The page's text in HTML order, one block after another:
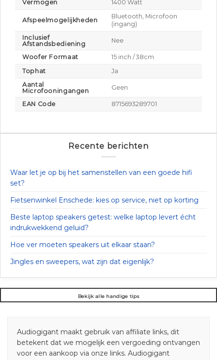
Vermogen
1400 Watt
Afspeelmogelijkheden
Bluetooth, Microfoon
(ingang)
Inclusief
Afstandsbediening
Nee
Woofer Formaat
15 inch / 38cm
Tophat
Ja
Aantal
Microfooningangen
Geen
EAN Code 8715693289701
Recente berichten
Waar let je op bij het samenstellen van een goede hifi
set?
Fietsenwinkel Enschede: kies op service, niet op korting
Beste laptop speakers getest: welke laptop levert écht
indrukwekkend geluid?
Hoe ver moeten speakers uit elkaar staan?
Jingles en sweepers, wat zijn dat eigenlijk?
Bekijk alle handige tips
Audiogigant maakt gebruik van affiliate links, dit
betekent dat we mogelijk een vergoeding ontvangen
voor een aankoop via onze links. Audiogigant